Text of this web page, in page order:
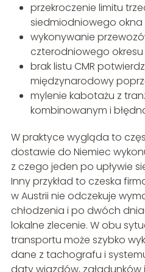
przekroczenie limitu
siedmiodniowego
wykonywanie
czterodniowego okresu
brak listu CMR
międzynarodowy
mylenie kabotażu z
kombinowanym i
W praktyce wygląda to
dostawie do Niemiec
z czego jeden po upływie
Inny przykład to czeska
w Austrii nie odczekuje
chłodzenia i po dwóch
lokalne zlecenie. W obu
transportu może szybko
dane z tachografu i